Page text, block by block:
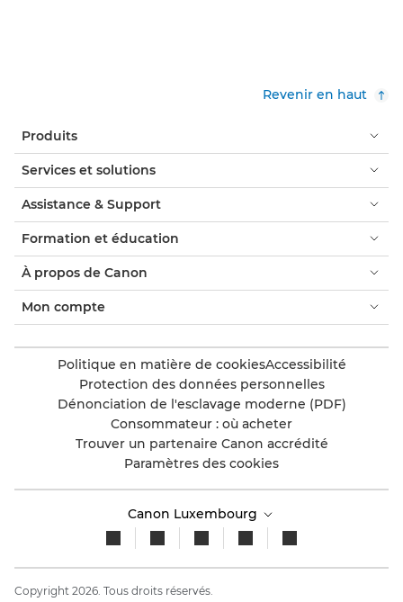
Revenir en haut
Produits
Services et solutions
Assistance & Support
Formation et éducation
À propos de Canon
Mon compte
Politique en matière de cookiesAccessibilité
Protection des données personnelles
Dénonciation de l'esclavage moderne (PDF)
Consommateur : où acheter
Trouver un partenaire Canon accrédité
Paramètres des cookies
Canon Luxembourg
Copyright 2026. Tous droits réservés.